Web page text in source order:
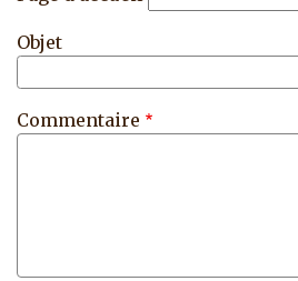
Objet
Commentaire